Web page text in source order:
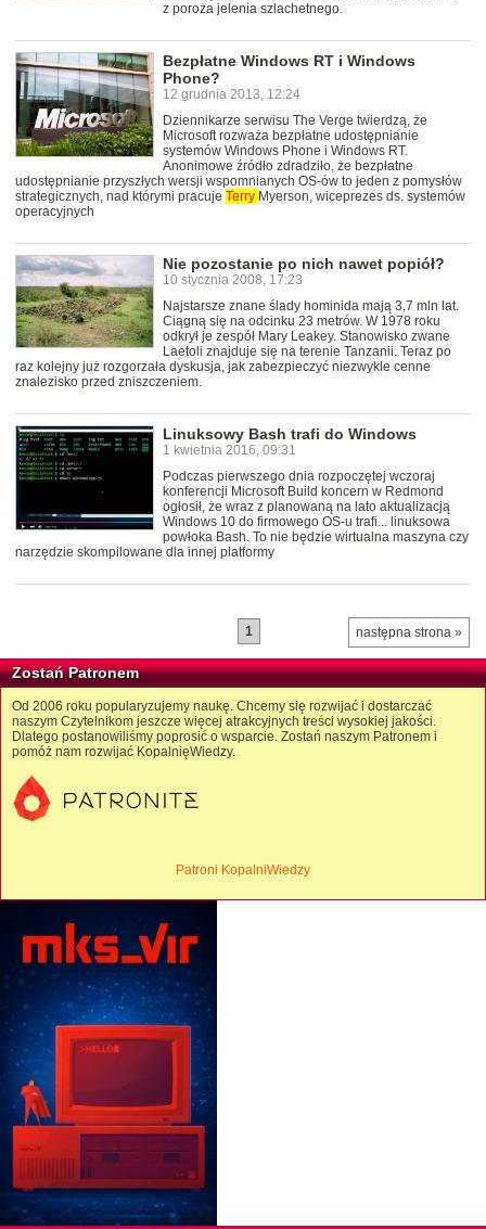
z poroża jelenia szlachetnego.
Bezpłatne Windows RT i Windows
Phone?
12 grudnia 2013, 12:24
Dziennikarze serwisu The Verge twierdzą, że
Microsoft rozważa bezpłatne udostępnianie
systemów Windows Phone i Windows RT.
Anonimowe źródło zdradziło, że bezpłatne
udostępnianie przyszłych wersji wspomnianych OS-ów to jeden z pomysłów
strategicznych, nad którymi pracuje Terry Myerson, wiceprezes ds. systemów
operacyjnych
Nie pozostanie po nich nawet popiół?
10 stycznia 2008, 17:23
Najstarsze znane ślady hominida mają 3,7 mln lat.
Ciągną się na odcinku 23 metrów. W 1978 roku
odkrył je zespół Mary Leakey. Stanowisko zwane
Laetoli znajduje się na terenie Tanzanii. Teraz po
raz kolejny już rozgorzała dyskusja, jak zabezpieczyć niezwykle cenne
znalezisko przed zniszczeniem.
Linuksowy Bash trafi do Windows
1 kwietnia 2016, 09:31
Podczas pierwszego dnia rozpoczętej wczoraj
konferencji Microsoft Build koncern w Redmond
ogłosił, że wraz z planowaną na lato aktualizacją
Windows 10 do firmowego OS-u trafi... linuksowa
powłoka Bash. To nie będzie wirtualna maszyna czy
narzędzie skompilowane dla innej platformy
następna strona »
1
Zostań Patronem
Od 2006 roku popularyzujemy naukę. Chcemy się rozwijać i dostarczać
naszym Czytelnikom jeszcze więcej atrakcyjnych treści wysokiej jakości.
Dlatego postanowiliśmy poprosić o wsparcie. Zostań naszym Patronem i
pomóż nam rozwijać KopalnięWiedzy.
Patroni KopalniWiedzy